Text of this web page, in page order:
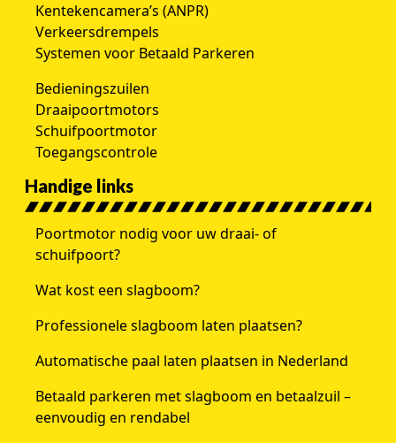
Kentekencamera’s (ANPR)
Verkeersdrempels
Systemen voor Betaald Parkeren
Bedieningszuilen
Draaipoortmotors
Schuifpoortmotor
Toegangscontrole
Handige links
Poortmotor nodig voor uw draai- of
schuifpoort?
Wat kost een slagboom?
Professionele slagboom laten plaatsen?
Automatische paal laten plaatsen in Nederland
Betaald parkeren met slagboom en betaalzuil –
eenvoudig en rendabel